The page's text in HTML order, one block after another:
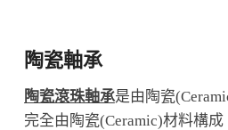
陶瓷軸承
陶瓷滾珠軸承是由陶瓷
完全由陶瓷(Ceramic)材料構